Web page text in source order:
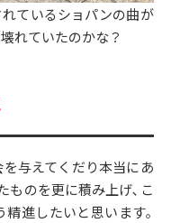
ているショパンの曲が
れていたのかな？
与えてくだり本当にあ
ものを更に積み上げ､こ
進したいと思います｡